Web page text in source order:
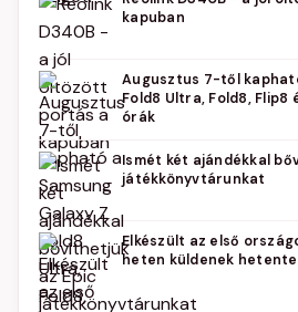
kapuban
Augusztus 7-től
Fold8 Ultra, Fold8, Flip8
órák
Ismét két ajándékkal
játékkönyvtárunkat
Elkészült az első
heten küldenek hetente